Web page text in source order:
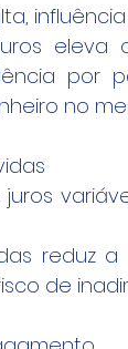
eleva
por
no
reduz
de